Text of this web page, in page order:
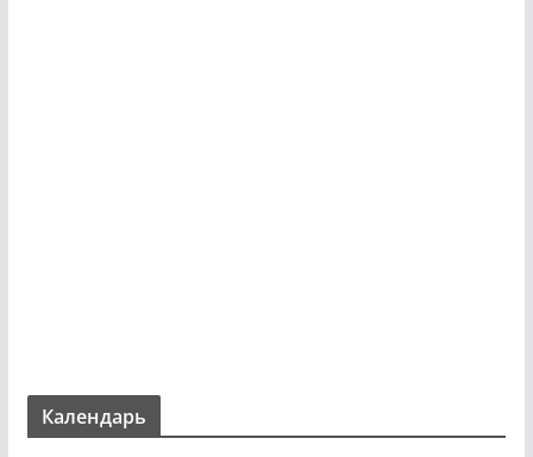
Календарь